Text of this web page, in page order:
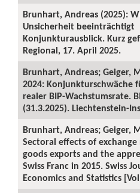
Brunhart, Andreas (2025):
Unsicherheit beeinträchtigt
Konjunkturausblick. Kurz
Regional, 17. April 2025.
Brunhart, Andreas; Geiger,
2024: Konjunkturschwäche
realer BIP-Wachstumsrate.
(31.3.2025). Liechtenstein-
Brunhart, Andreas; Geiger,
Sectoral effects of exchange
goods exports and the
Swiss Franc in 2015. Swiss
Economics and Statistics